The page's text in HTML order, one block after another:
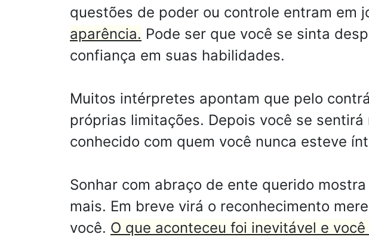
questões de poder ou controle entram em
aparência. Pode ser que você se sinta
confiança em suas habilidades.
Muitos intérpretes apontam que pelo
próprias limitações. Depois você se
conhecido com quem você nunca esteve
Sonhar com abraço de ente querido
mais. Em breve virá o reconhecimento
você. O que aconteceu foi inevitável e